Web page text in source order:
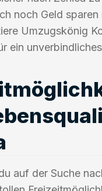
noch Geld
Umzugskönig
ein
auf der Suche